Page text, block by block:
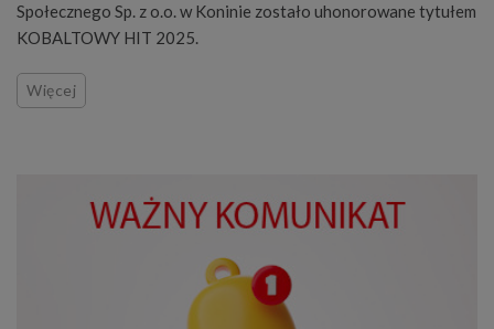
Społecznego Sp. z o.o. w Koninie zostało uhonorowane tytułem
KOBALTOWY HIT 2025.
Więcej